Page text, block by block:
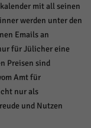
mit all seinen
werden unter den
Emails an
für Jülicher eine
Preisen sind
Amt für
nur als
und Nutzen
nutzen.